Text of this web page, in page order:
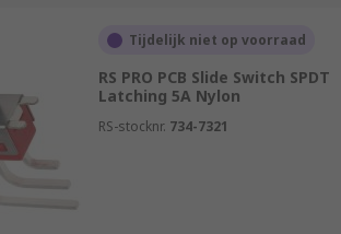
Tijdelijk niet op voorraad
RS PRO PCB Slide Switch SPDT
Latching 5A Nylon
RS-stocknr. 734-7321